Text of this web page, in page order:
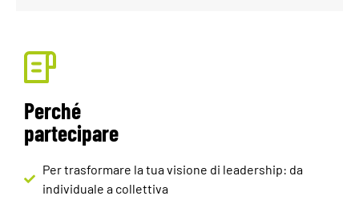
Perché
partecipare
Per trasformare la tua visione di leadership: da
individuale a collettiva